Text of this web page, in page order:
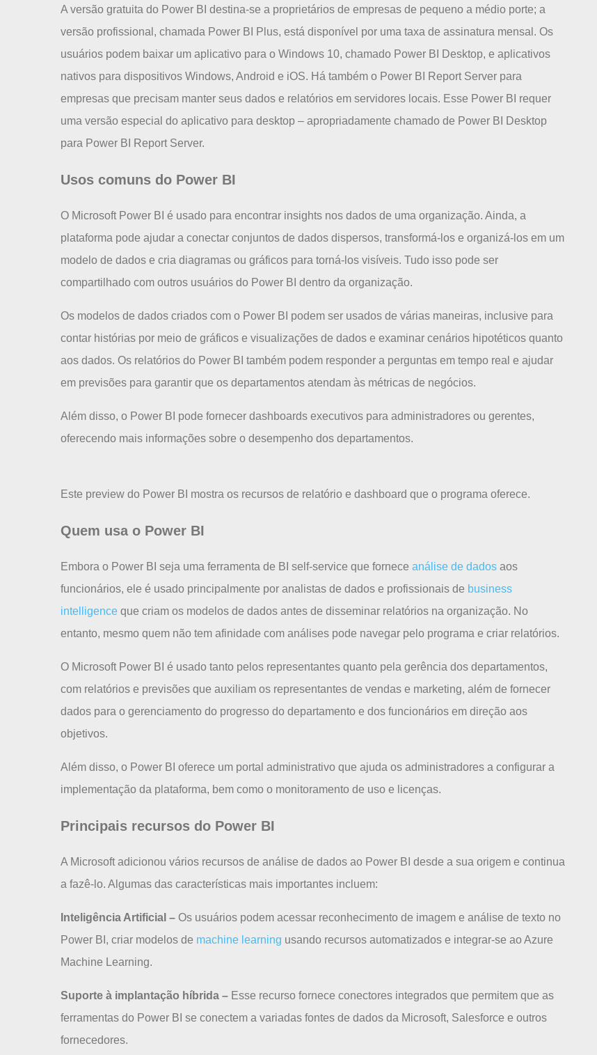
A versão gratuita do Power BI destina-se a proprietários de empresas de pequeno a médio porte; a
versão profissional, chamada Power BI Plus, está disponível por uma taxa de assinatura mensal. Os
usuários podem baixar um aplicativo para o Windows 10, chamado Power BI Desktop, e aplicativos
nativos para dispositivos Windows, Android e iOS. Há também o Power BI Report Server para
empresas que precisam manter seus dados e relatórios em servidores locais. Esse Power BI requer
uma versão especial do aplicativo para desktop – apropriadamente chamado de Power BI Desktop
para Power BI Report Server.
Usos comuns do Power BI
O Microsoft Power BI é usado para encontrar insights nos dados de uma organização. Ainda, a
plataforma pode ajudar a conectar conjuntos de dados dispersos, transformá-los e organizá-los em um
modelo de dados e cria diagramas ou gráficos para torná-los visíveis. Tudo isso pode ser
compartilhado com outros usuários do Power BI dentro da organização.
Os modelos de dados criados com o Power BI podem ser usados de várias maneiras, inclusive para
contar histórias por meio de gráficos e visualizações de dados e examinar cenários hipotéticos quanto
aos dados. Os relatórios do Power BI também podem responder a perguntas em tempo real e ajudar
em previsões para garantir que os departamentos atendam às métricas de negócios.
Além disso, o Power BI pode fornecer dashboards executivos para administradores ou gerentes,
oferecendo mais informações sobre o desempenho dos departamentos.
Este preview do Power BI mostra os recursos de relatório e dashboard que o programa oferece.
Quem usa o Power BI
Embora o Power BI seja uma ferramenta de BI self-service que fornece análise de dados aos
funcionários, ele é usado principalmente por analistas de dados e profissionais de business
intelligence que criam os modelos de dados antes de disseminar relatórios na organização. No
entanto, mesmo quem não tem afinidade com análises pode navegar pelo programa e criar relatórios.
O Microsoft Power BI é usado tanto pelos representantes quanto pela gerência dos departamentos,
com relatórios e previsões que auxiliam os representantes de vendas e marketing, além de fornecer
dados para o gerenciamento do progresso do departamento e dos funcionários em direção aos
objetivos.
Além disso, o Power BI oferece um portal administrativo que ajuda os administradores a configurar a
implementação da plataforma, bem como o monitoramento de uso e licenças.
Principais recursos do Power BI
A Microsoft adicionou vários recursos de análise de dados ao Power BI desde a sua origem e continua
a fazê-lo. Algumas das características mais importantes incluem:
Inteligência Artificial – Os usuários podem acessar reconhecimento de imagem e análise de texto no
Power BI, criar modelos de machine learning usando recursos automatizados e integrar-se ao Azure
Machine Learning.
Suporte à implantação híbrida – Esse recurso fornece conectores integrados que permitem que as
ferramentas do Power BI se conectem a variadas fontes de dados da Microsoft, Salesforce e outros
fornecedores.